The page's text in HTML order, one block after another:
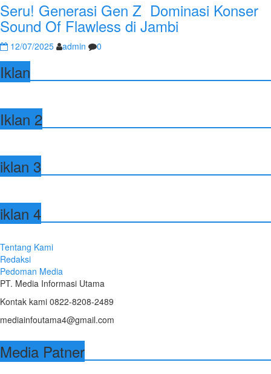
Seru! Generasi Gen Z Dominasi Konser
Sound Of Flawless di Jambi
12/07/2025 admin 0
Iklan
Iklan 2
iklan 3
iklan 4
Tentang Kami
Redaksi
Pedoman Media
PT. Media Informasi Utama
Kontak kami 0822-8208-2489
mediainfoutama4@gmail.com
Media Patner